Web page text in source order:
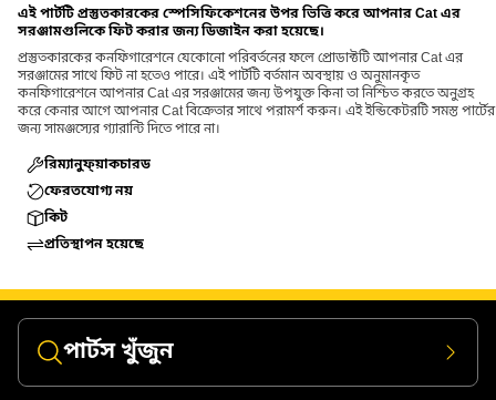
এই পার্টটি প্রস্তুতকারকের স্পেসিফিকেশনের উপর ভিত্তি করে আপনার Cat এর
সরঞ্জামগুলিকে ফিট করার জন্য ডিজাইন করা হয়েছে।
প্রস্তুতকারকের কনফিগারেশনে যেকোনো পরিবর্তনের ফলে প্রোডাক্টটি আপনার Cat এর
সরঞ্জামের সাথে ফিট না হতেও পারে। এই পার্টটি বর্তমান অবস্থায় ও অনুমানকৃত
কনফিগারেশনে আপনার Cat এর সরঞ্জামের জন্য উপযুক্ত কিনা তা নিশ্চিত করতে অনুগ্রহ
করে কেনার আগে আপনার Cat বিক্রেতার সাথে পরামর্শ করুন। এই ইন্ডিকেটরটি সমস্ত পার্টের
জন্য সামঞ্জস্যের গ্যারান্টি দিতে পারে না।
রিম্যানুফ্য়াকচারড
ফেরতযোগ্য নয়
কিট
প্রতিস্থাপন হয়েছে
পার্টস খুঁজুন